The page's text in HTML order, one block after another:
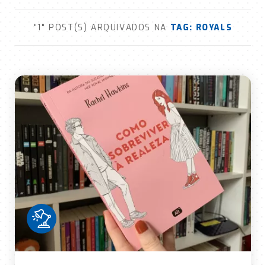
"1" POST(S) ARQUIVADOS NA TAG: ROYALS